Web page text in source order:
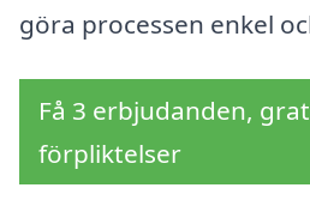
göra processen enkel
Få 3 erbjudanden,
förpliktelser